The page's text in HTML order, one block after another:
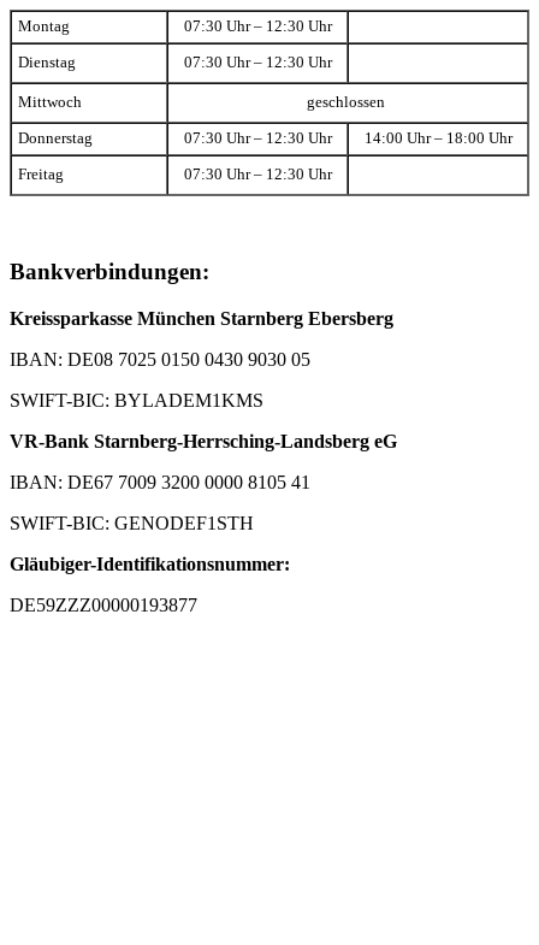
Montag 07:30 Uhr – 12:30 Uhr
Dienstag 07:30 Uhr – 12:30 Uhr
Mittwoch geschlossen
Donnerstag 07:30 Uhr – 12:30 Uhr 14:00 Uhr – 18:00 Uhr
Freitag 07:30 Uhr – 12:30 Uhr
Bankverbindungen:
Kreissparkasse München Starnberg Ebersberg
IBAN: DE08 7025 0150 0430 9030 05
SWIFT-BIC: BYLADEM1KMS
VR-Bank Starnberg-Herrsching-Landsberg eG
IBAN: DE67 7009 3200 0000 8105 41
SWIFT-BIC: GENODEF1STH
Gläubiger-Identifikationsnummer:
DE59ZZZ00000193877